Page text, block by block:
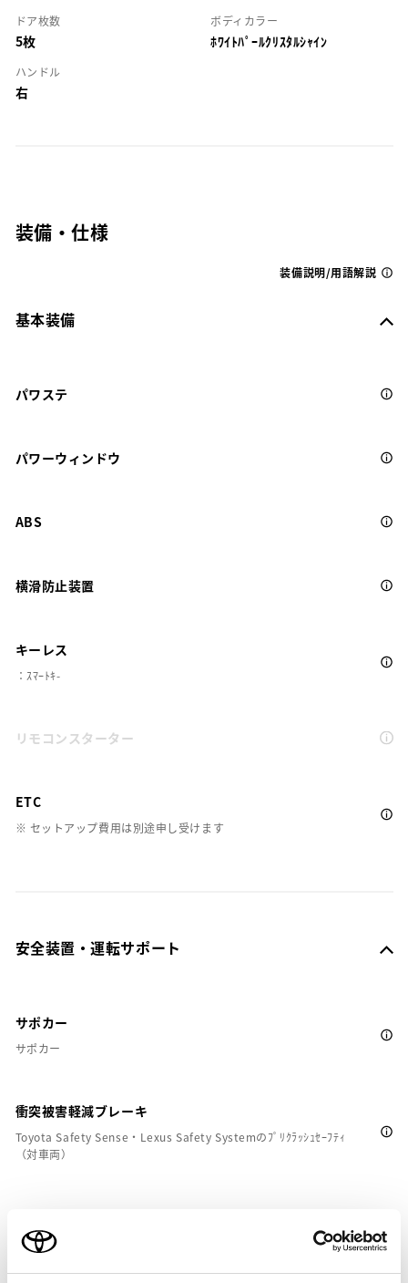
ドア枚数
5枚
ボディカラー
ﾎﾜｲﾄﾊﾟｰﾙｸﾘｽﾀﾙｼｬｲﾝ
ハンドル
右
装備・仕様
装備説明/用語解説
基本装備
パワステ
パワーウィンドウ
ABS
横滑防止装置
キーレス
：ｽﾏｰﾄｷ-
リモコンスターター
ETC
※ セットアップ費用は別途申し受けます
安全装置・運転サポート
サポカー
サポカー
衝突被害軽減ブレーキ
Toyota Safety Sense・Lexus Safety Systemのﾌﾟﾘｸﾗｯｼｭｾｰﾌﾃｨ
（対車両）